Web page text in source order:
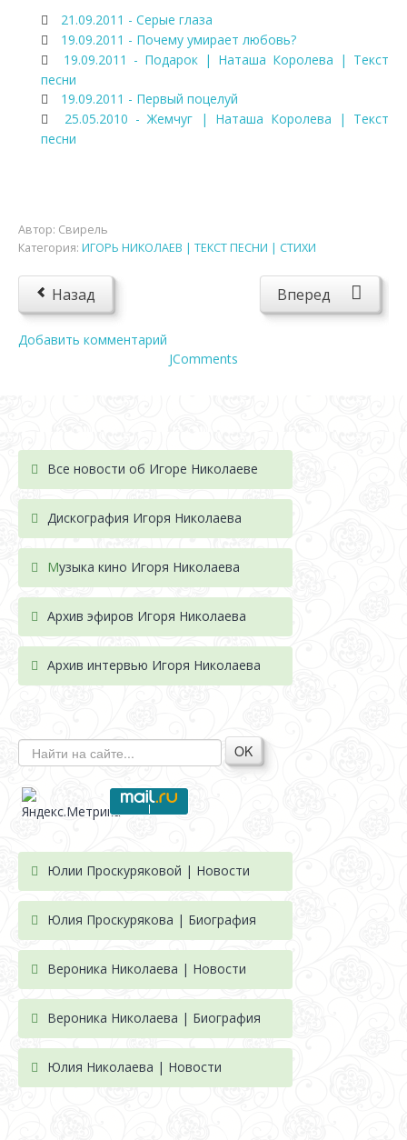
21.09.2011 - Серые глаза
19.09.2011 - Почему умирает любовь?
19.09.2011 - Подарок | Наташа Королева | Текст
песни
19.09.2011 - Первый поцелуй
25.05.2010 - Жемчуг | Наташа Королева | Текст
песни
Автор: Свирель
Категория: ИГОРЬ НИКОЛАЕВ | ТЕКСТ ПЕСНИ | СТИХИ
Назад Вперед
Добавить комментарий
JComments
Все новости об Игоре Николаеве
Дискография Игоря Николаева
Музыка кино Игоря Николаева
Архив эфиров Игоря Николаева
Архив интервью Игоря Николаева
OK
Юлии Проскуряковой | Новости
Юлия Проскурякова | Биография
Вероника Николаева | Новости
Вероника Николаева | Биография
Юлия Николаева | Новости